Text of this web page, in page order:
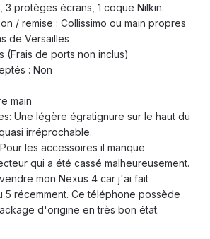
3 protèges écrans, 1 coque Nilkin.
/ remise : Collissimo ou main propres
de Versailles
(Frais de ports non inclus)
: Non
main
Une légère égratignure sur le haut du
irréprochable.
les accessoires il manque
qui a été cassé malheureusement.
mon Nexus 4 car j'ai fait
5 récemment. Ce téléphone possède
d'origine en très bon état.